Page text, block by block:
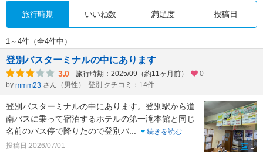
旅行時期 いいね数 満足度 投稿日
1～4件（全4件中）
登別バスターミナルの中にあります
3.0 旅行時期：2025/09（約11ヶ月前）
0
by mmm23 さん（男性） 登別 クチコミ：14件
登別バスターミナルの中にあります。登別駅から道
南バスに乗って宿泊するホテルの第一滝本館と同じ
名前のバス停で降りたので登別バ...
続きを読む
投稿日:2026/07/01
1